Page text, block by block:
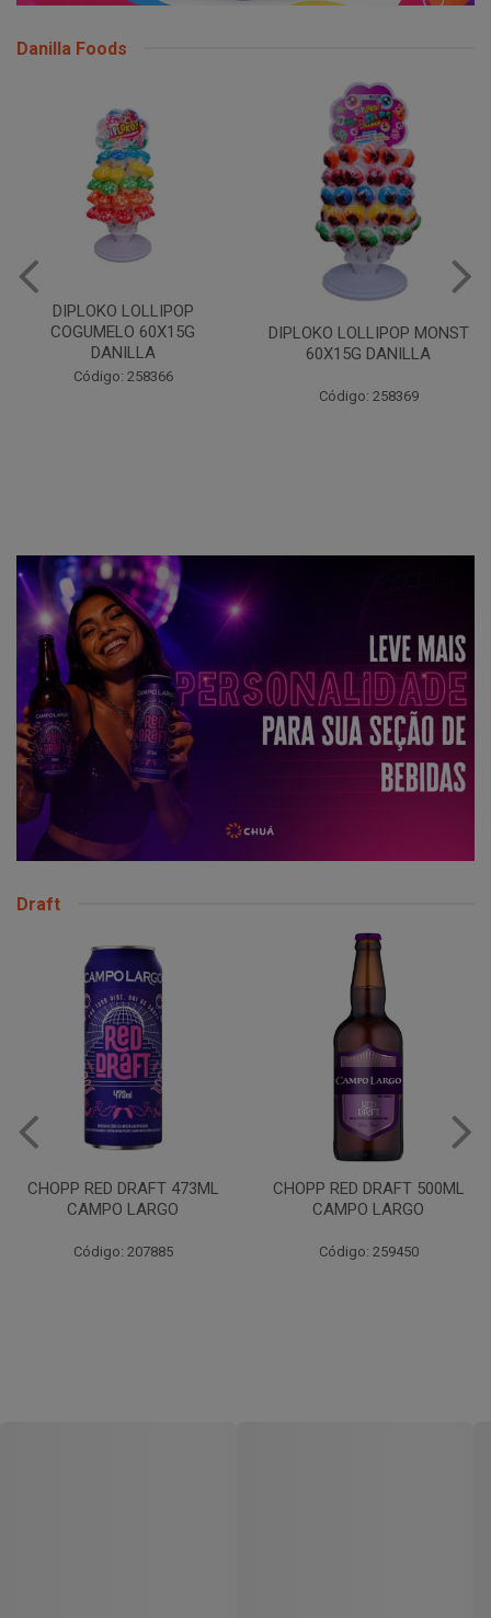
Danilla Foods
DIPLOKO LOLLIPOP MONST
60X15G DANILLA
60X15G DANILLA
Draft
CHOPP RED DRAFT 473ML
CAMPO LARGO
Código: 207885
CHOPP RED DRAFT 500ML
CAMPO LARGO
Código: 259450